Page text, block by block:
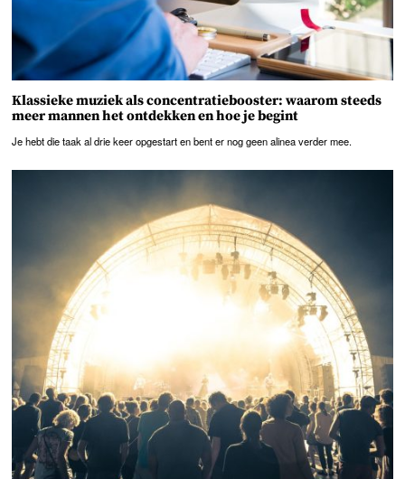
Klassieke muziek als concentratiebooster: waarom steeds
meer mannen het ontdekken en hoe je begint
Je hebt die taak al drie keer opgestart en bent er nog geen alinea verder mee.